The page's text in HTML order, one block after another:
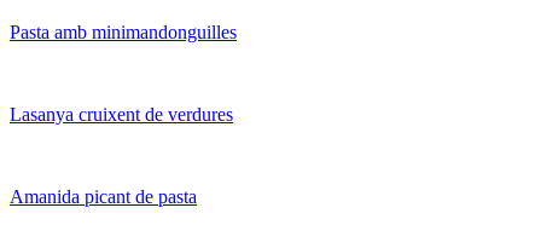
Pasta amb minimandonguilles
Lasanya cruixent de verdures
Amanida picant de pasta